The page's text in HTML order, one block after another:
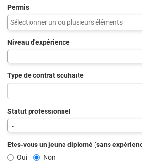
Permis
Niveau d'expérience
-
Type de contrat souhaité
Statut professionnel
-
Etes-vous un jeune diplomé (sans
Oui
Non